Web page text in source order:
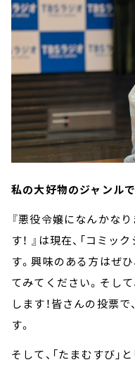
私の大好物のジャンルで
『悪役令嬢になんかな
す！ 』は現在、「コミッ
す。興味のある方はぜひ
てみてください。そし
します！皆さんの投票
す。
そして、「たまむすび」